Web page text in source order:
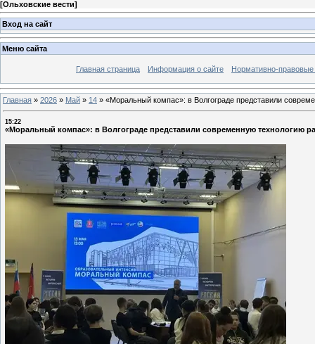
[Ольховские вести]
Вход на сайт
Меню сайта
Главная страница Информация о сайте Нормативно-правовые
Главная » 2026 » Май » 14 » «Моральный компас»: в Волгограде представили
15:22
«Моральный компас»: в Волгограде представили современную технологию